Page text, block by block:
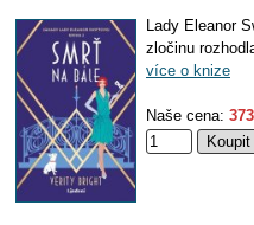
Lady Eleanor
zločinu
více o knize
Naše cena: